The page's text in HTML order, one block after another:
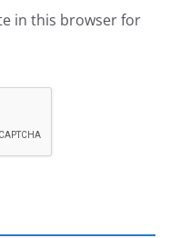
in this browser for